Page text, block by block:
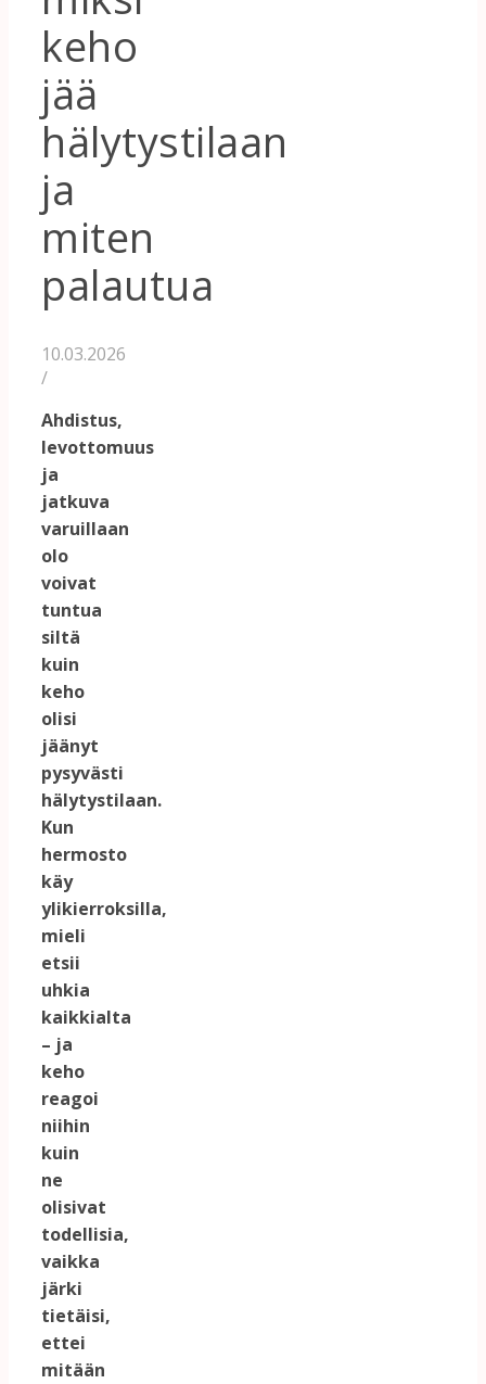
keho
jää
hälytystilaan
ja
miten
palautua
10.03.2026
/
Ahdistus,
levottomuus
ja
jatkuva
varuillaan
olo
voivat
tuntua
siltä
kuin
keho
olisi
jäänyt
pysyvästi
hälytystilaan.
Kun
hermosto
käy
ylikierroksilla,
mieli
etsii
uhkia
kaikkialta
– ja
keho
reagoi
niihin
kuin
ne
olisivat
todellisia,
vaikka
järki
tietäisi,
ettei
mitään